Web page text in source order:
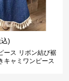
)
ース リボン結び裾
キャミワンピース